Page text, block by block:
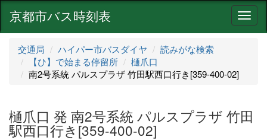
ナ
ビ
京都市バス時刻表
交通局 ハイパー市バスダイヤ
読みがな検索
【ひ】で始まる停留所
樋爪口
南2号系統 パルスプラザ 竹田駅西口行き[359-400-02]
樋爪口 発 南2号系統 パルスプラザ 竹田
駅西口行き[359-400-02]